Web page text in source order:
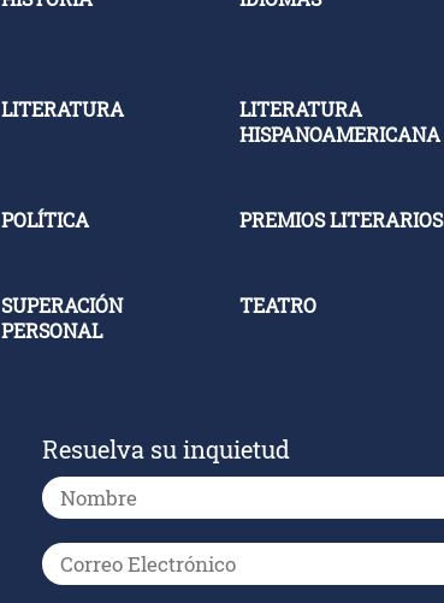
LITERATURA
LITERATURA
HISPANOAMERICANA
POLÍTICA PREMIOS LITERARIOS
SUPERACIÓN
PERSONAL
TEATRO
Resuelva su inquietud